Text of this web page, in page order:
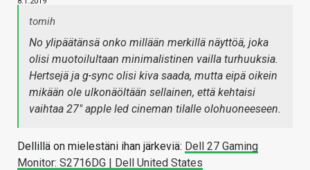
tomih
No ylipäätänsä onko millään merkillä näyttöä, joka
olisi muotoilultaan minimalistinen vailla turhuuksia.
Hertsejä ja g-sync olisi kiva saada, mutta eipä oikein
mikään ole ulkonäöltään sellainen, että kehtaisi
vaihtaa 27" apple led cineman tilalle olohuoneeseen.
Dellillä on mielestäni ihan järkeviä: Dell 27 Gaming
Monitor: S2716DG | Dell United States